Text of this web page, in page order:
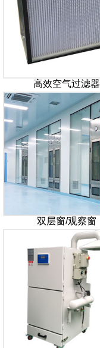
高效空气过滤器
双层窗/观察窗